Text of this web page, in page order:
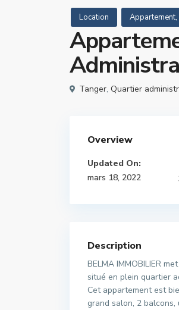
Location Appartement,
Tanger, Quartier
Overview
Updated On:
mars 18, 2022
Description
BELMA IMMOBILIER
situé en plein quartier
Cet appartement est
grand salon, 2